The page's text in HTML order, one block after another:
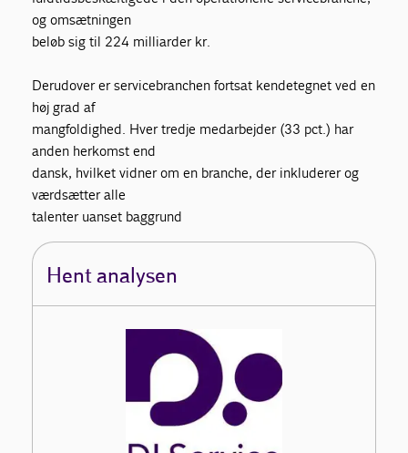
og omsætningen
beløb sig til 224 milliarder kr.
Derudover er servicebranchen fortsat kendetegnet ved en
høj grad af
mangfoldighed. Hver tredje medarbejder (33 pct.) har
anden herkomst end
dansk, hvilket vidner om en branche, der inkluderer og
værdsætter alle
talenter uanset baggrund
Hent analysen